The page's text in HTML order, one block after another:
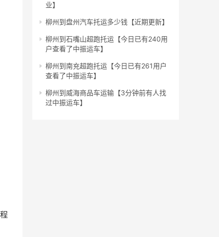
业】
柳州到盘州汽车托运多少钱【近期更新】
柳州到石嘴山超跑托运【今日已有240用
户查看了中振运车】
柳州到南充超跑托运【今日已有261用户
查看了中振运车】
柳州到威海商品车运输【3分钟前有人找
过中振运车】